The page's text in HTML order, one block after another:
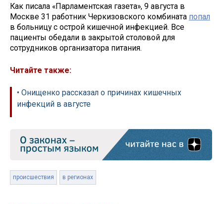
Как писала «Парламентская газета», 9 августа в
Москве 31 работник Черкизовского комбината попал
в больницу с острой кишечной инфекцией. Все
пациенты обедали в закрытой столовой для
сотрудников организатора питания.
Читайте также:
• Онищенко рассказал о причинах кишечных
инфекций в августе
происшествия в регионах